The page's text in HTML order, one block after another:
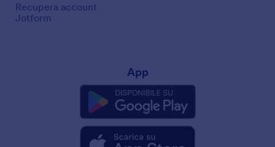
Recupera account
Jotform
App